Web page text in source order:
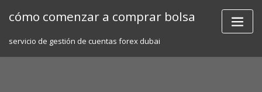
cómo comenzar a comprar bolsa
servicio de gestión de cuentas forex dubai